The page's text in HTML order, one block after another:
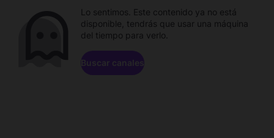
Lo sentimos. Este contenido ya no está
disponible, tendrás que usar una máquina
del tiempo para verlo.
Buscar canales